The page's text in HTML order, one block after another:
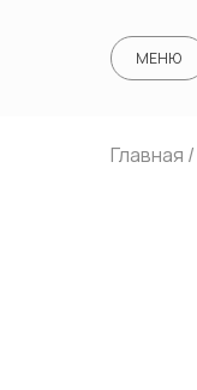
МЕНЮ
Главная /